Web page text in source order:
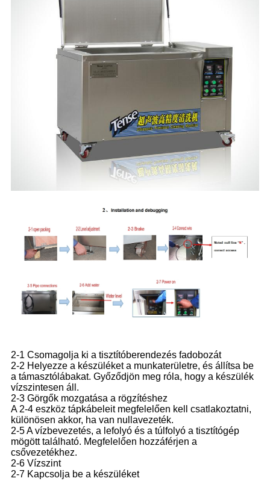
2-1 Csomagolja ki a tisztítóberendezés fadobozát
2-2 Helyezze a készüléket a munkaterületre, és állítsa be
a támasztólábakat. Győződjön meg róla, hogy a készülék
vízszintesen áll.
2-3 Görgők mozgatása a rögzítéshez
A 2-4 eszköz tápkábeleit megfelelően kell csatlakoztatni,
különösen akkor, ha van nullavezeték.
2-5 A vízbevezetés, a lefolyó és a túlfolyó a tisztítógép
mögött található. Megfelelően hozzáférjen a
csővezetékhez.
2-6 Vízszint
2-7 Kapcsolja be a készüléket